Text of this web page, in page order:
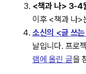
<책과 나> 3-4
이후 <책과 나>
소신의 <글 쓰
날입니다. 프로
램에 올린 글을